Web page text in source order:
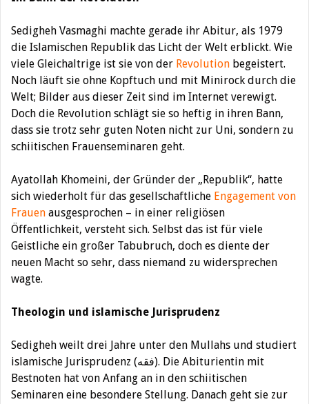
Sedigheh Vasmaghi machte gerade ihr Abitur, als 1979
die Islamischen Republik das Licht der Welt erblickt. Wie
viele Gleichaltrige ist sie von der Revolution begeistert.
Noch läuft sie ohne Kopftuch und mit Minirock durch die
Welt; Bilder aus dieser Zeit sind im Internet verewigt.
Doch die Revolution schlägt sie so heftig in ihren Bann,
dass sie trotz sehr guten Noten nicht zur Uni, sondern zu
schiitischen Frauenseminaren geht.
Ayatollah Khomeini, der Gründer der „Republik“, hatte
sich wiederholt für das gesellschaftliche Engagement von
Frauen ausgesprochen – in einer religiösen
Öffentlichkeit, versteht sich. Selbst das ist für viele
Geistliche ein großer Tabubruch, doch es diente der
neuen Macht so sehr, dass niemand zu widersprechen
wagte.
Theologin und islamische Jurisprudenz
Sedigheh weilt drei Jahre unter den Mullahs und studiert
islamische Jurisprudenz (فقه). Die Abiturientin mit
Bestnoten hat von Anfang an in den schiitischen
Seminaren eine besondere Stellung. Danach geht sie zur